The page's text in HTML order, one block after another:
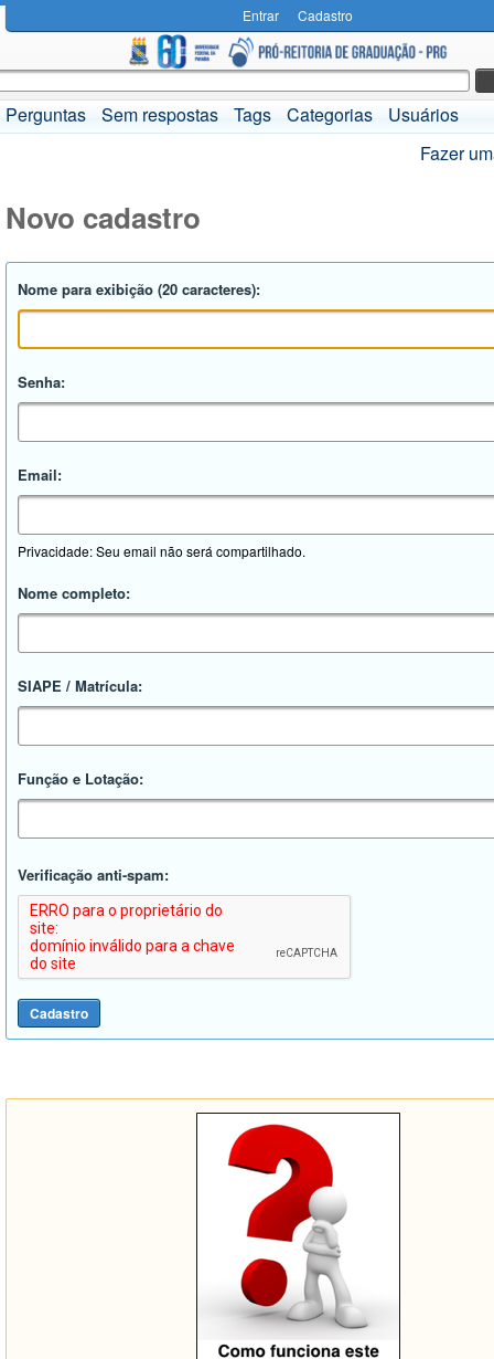
Entrar Cadastro
Perguntas Sem respostas Tags Categorias
Usuários
Fazer
Novo cadastro
Nome para exibição (20 caracteres):
Senha:
Email:
Privacidade: Seu email não será compartilhado.
Nome completo:
SIAPE / Matrícula:
Função e Lotação:
Verificação anti-spam: